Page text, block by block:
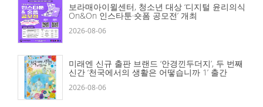
보라매아이윌센터, 청소년 대상 ‘디지털 윤리의식
On&On 인스타툰·숏폼 공모전’ 개최
2026-08-06
미래엔 신규 출판 브랜드 ‘안경낀두더지’, 두 번째
신간 ‘천국에서의 생활은 어떻습니까 1’ 출간
2026-08-06